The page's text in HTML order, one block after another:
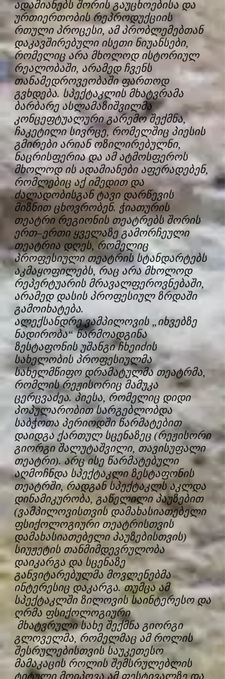
ადამიანებს შორის გაუცხოებისა და
ურთიერთობის რეპროდუქციის
რთული პროცესი, ამ პრობლემებთან
დაკავშირებული ისეთი ნიუანსები,
რომელიც არა მხოლოდ ისტორიულ
რეალობაში, არამედ ჩვენს
თანამედროვეობაში ფართოდ
გვხდება. სპექტაკლის მხატვრამა
ბარბარე ასლამაზიშვილმა
კონცეფტუალური გარემო შექმნა,
ჩაკეტილი სივრცე, რომელშიც პიესის
გმირები არიან ოზილირებულნი,
ნაცრისფერია და ამ ატმოსფეროს
მხოლოდ ის ადამიანები აფერადებენ,
რომლებიც აქ იმედით და
ძალადობისგან ტავი დარწევის
მიზნით ცხოვრობენ. ჭიათურის
თეატრი რეგიონის თეატრებს შორის
ერთ–ერთი ყველაზე გამორჩეული
თეატრია დღეს, რომელიც
პროფესიული თეატრის სტანდარტებს
აკმაყოფილებს, რაც არა მხოლოდ
რეპერტუარის მრავალფეროვნებაში,
არამედ დასის პროფესიულ ზრდაში
გამოიხატება.
ალექსანდრე ვამპილოვის „იხვებზე
ნადირობა“ წარმოადგინა
ზესტაფონის უშანგი ჩხეიძის
სახელობის პროფესიულმა
სახელმწიფო დრამატულმა თეატრმა,
რომლის რეჟისორიც მამუკა
ცერცვაძეა. პიესა, რომელიც დიდი
პოპულარობით სარგებლობდა
საბჭოთა პერიოდში წარმატებით
დაიდგა ქართულ სცენაზეც (რეჟისორი
გიორგი შალუტაშვილი, თავისუფალი
თეატრი). არც ისე წარმატებული
აღმოჩნდა სპექტაკლი ზესტაფონის
თეატრში, რადგან სპექტაკლს აკლდა
დინამიკურობა, გაწელილი პაუზებით
(ვამპილოვისთვის დამახასიათებელი
ფსიქოლოგიური თეატრისთვის
დამახასიათებელი პაუზებისთვის)
სიუჟეტის თანმიმდევრულობა
დაიკარგა და სცენაზე
განვიტარებულმა მოვლენებმა
ინტერესიც დაკარგა. თუმცა ამ
სპექტაკლში ზილოვის საინტერესო და
ღრმა ფსიქოლოგიური
მხატვრული სახე შექმნა გიორგი
გლოველმა, რომელმაც ამ როლის
შესრულებისთვის საუკეთესო
მამაკაცის როლის შემსრულებლის
ტიტული მოიპოვა ამ ფესტივალზე და